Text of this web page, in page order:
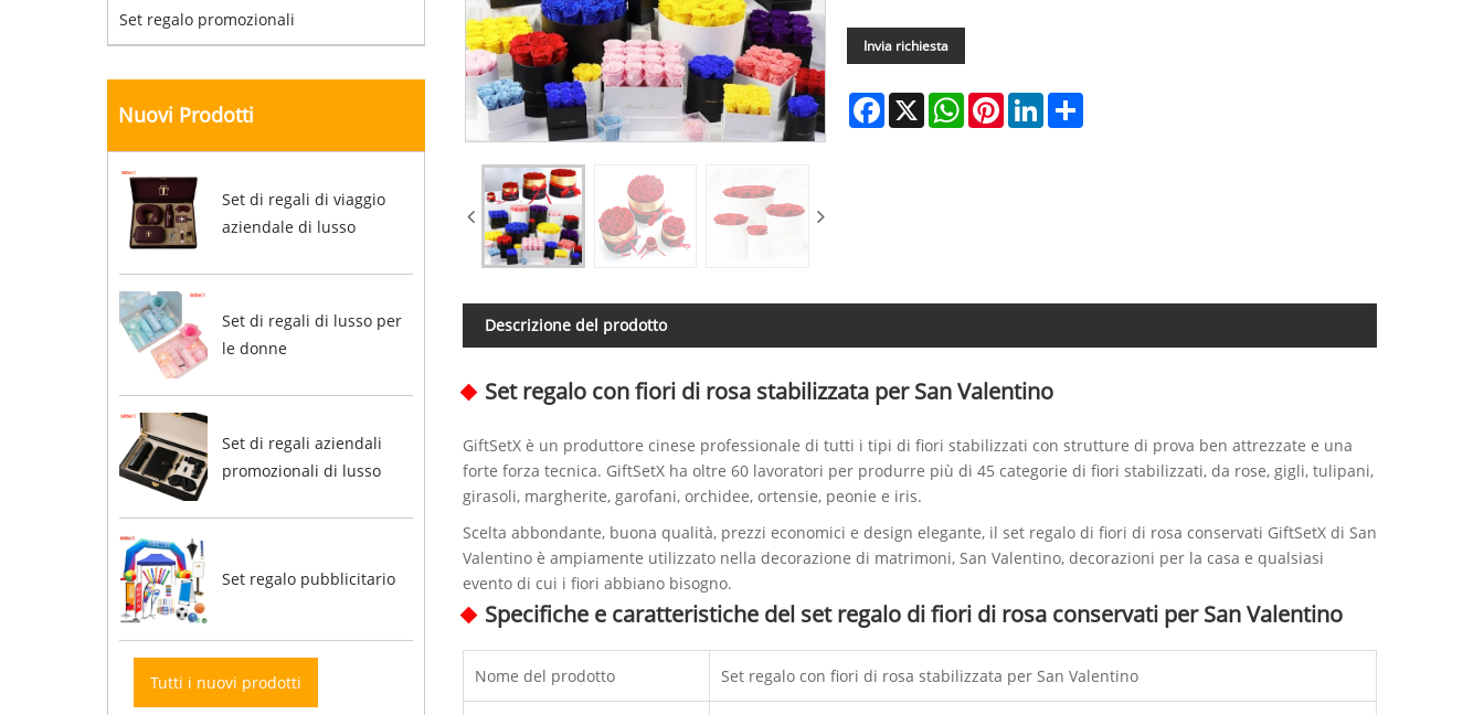
Set regalo promozionali
Nuovi Prodotti
Set di regali di viaggio
aziendale di lusso
Set di regali di lusso per
le donne
Set di regali aziendali
promozionali di lusso
Set regalo pubblicitario
Tutti i nuovi prodotti
Invia richiesta
Facebook
X WhatsAppPinterestLinkedInShare
Descrizione del prodotto
Set regalo con fiori di rosa stabilizzata per San Valentino
GiftSetX è un produttore cinese professionale di tutti i tipi di fiori stabilizzati con strutture di prova ben attrezzate e una
forte forza tecnica. GiftSetX ha oltre 60 lavoratori per produrre più di 45 categorie di fiori stabilizzati, da rose, gigli, tulipani,
girasoli, margherite, garofani, orchidee, ortensie, peonie e iris.
Scelta abbondante, buona qualità, prezzi economici e design elegante, il set regalo di fiori di rosa conservati GiftSetX di San
Valentino è ampiamente utilizzato nella decorazione di matrimoni, San Valentino, decorazioni per la casa e qualsiasi
evento di cui i fiori abbiano bisogno.
Specifiche e caratteristiche del set regalo di fiori di rosa conservati per San Valentino
Nome del prodotto Set regalo con fiori di rosa stabilizzata per San Valentino